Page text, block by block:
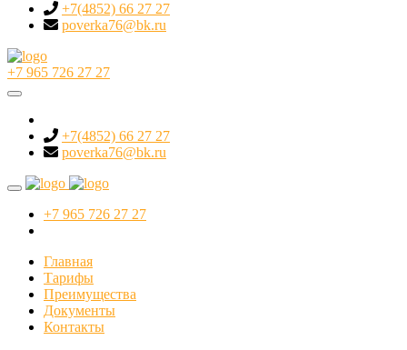
+7(4852) 66 27 27
poverka76@bk.ru
+7 965 726 27 27
+7(4852) 66 27 27
poverka76@bk.ru
+7 965 726 27 27
Главная
Тарифы
Преимущества
Документы
Контакты